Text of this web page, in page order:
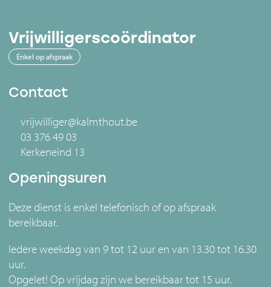
Vrijwilligerscoördinator
Enkel op afspraak
Contact
vrijwilliger@kalmthout.be
03 376 49 03
Kerkeneind 13
Openingsuren
Deze dienst is enkel telefonisch of op afspraak
bereikbaar.
Iedere weekdag van 9 tot 12 uur en van 13.30 tot 16.30
uur.
Opgelet! Op vrijdag zijn we bereikbaar tot 15 uur.